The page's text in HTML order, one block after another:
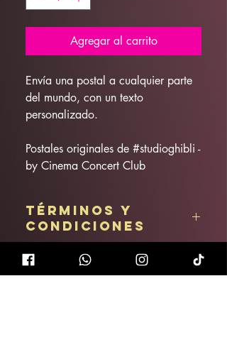
Agregar al carrito
Envía una postal a cualquier parte
del mundo, con un texto
personalizado.
Postales originales de #studioghibli -
by Cinema Concert Club
Términos y
condiciones
Artículo no reembolsable